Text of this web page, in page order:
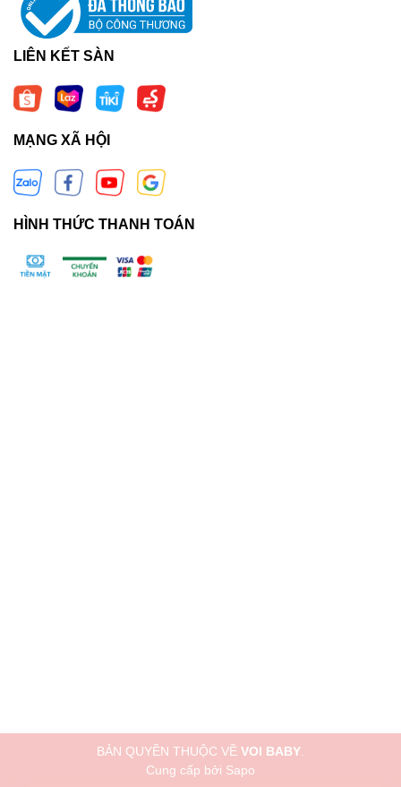
LIÊN KẾT SÀN
MẠNG XÃ HỘI
HÌNH THỨC THANH TOÁN
BẢN QUYỀN THUỘC VỀ VOI BABY
Cung cấp bởi Sapo